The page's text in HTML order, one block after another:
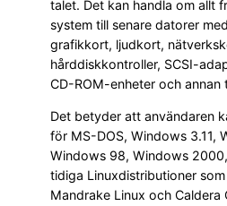
talet. Det kan handla om allt
system till senare datorer
grafikkort, ljudkort,
hårddiskkontroller, SCSI-
CD-ROM-enheter och annan
Det betyder att användaren
för MS-DOS, Windows 3.11,
Windows 98, Windows
tidiga Linuxdistributioner
Mandrake Linux och Caldera